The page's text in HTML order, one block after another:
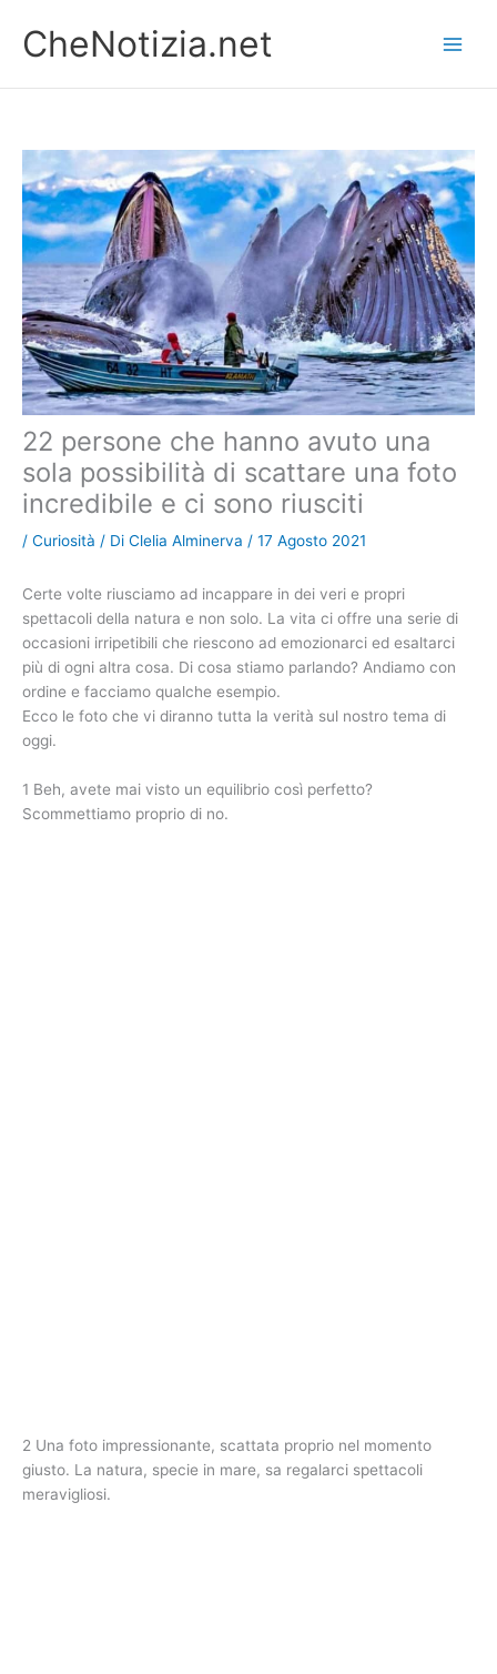
contenuto
CheNotizia.net
22 persone che hanno avuto una
sola possibilità di scattare una foto
incredibile e ci sono riusciti
/ Curiosità / Di Clelia Alminerva / 17 Agosto 2021
Certe volte riusciamo ad incappare in dei veri e propri
spettacoli della natura e non solo. La vita ci offre una serie di
occasioni irripetibili che riescono ad emozionarci ed esaltarci
più di ogni altra cosa. Di cosa stiamo parlando? Andiamo con
ordine e facciamo qualche esempio.
Ecco le foto che vi diranno tutta la verità sul nostro tema di
oggi.
1 Beh, avete mai visto un equilibrio così perfetto?
Scommettiamo proprio di no.
2 Una foto impressionante, scattata proprio nel momento
giusto. La natura, specie in mare, sa regalarci spettacoli
meravigliosi.